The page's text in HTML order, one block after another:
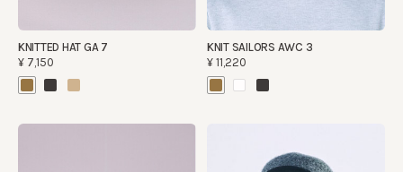
KNITTED HAT GA 7
¥7,150
KNIT SAILORS AWC 3
¥11,220